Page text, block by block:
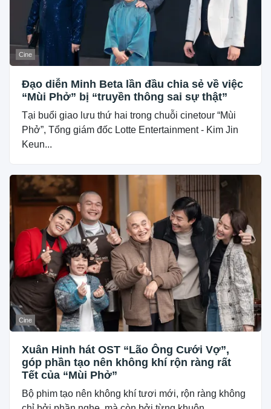
Cine
Đạo diễn Minh Beta lần đầu chia sẻ về việc
“Mùi Phở” bị “truyền thông sai sự thật”
Tại buổi giao lưu thứ hai trong chuỗi cinetour “Mùi
Phở”, Tổng giám đốc Lotte Entertainment - Kim Jin
Keun...
Cine
Xuân Hinh hát OST “Lão Ông Cưới Vợ”,
góp phần tạo nên không khí rộn ràng rất
Tết của “Mùi Phở”
Bộ phim tạo nên không khí tươi mới, rộn ràng không